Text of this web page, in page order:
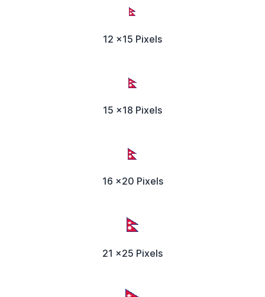
12 x15 Pixels
15 x18 Pixels
16 x20 Pixels
21 x25 Pixels